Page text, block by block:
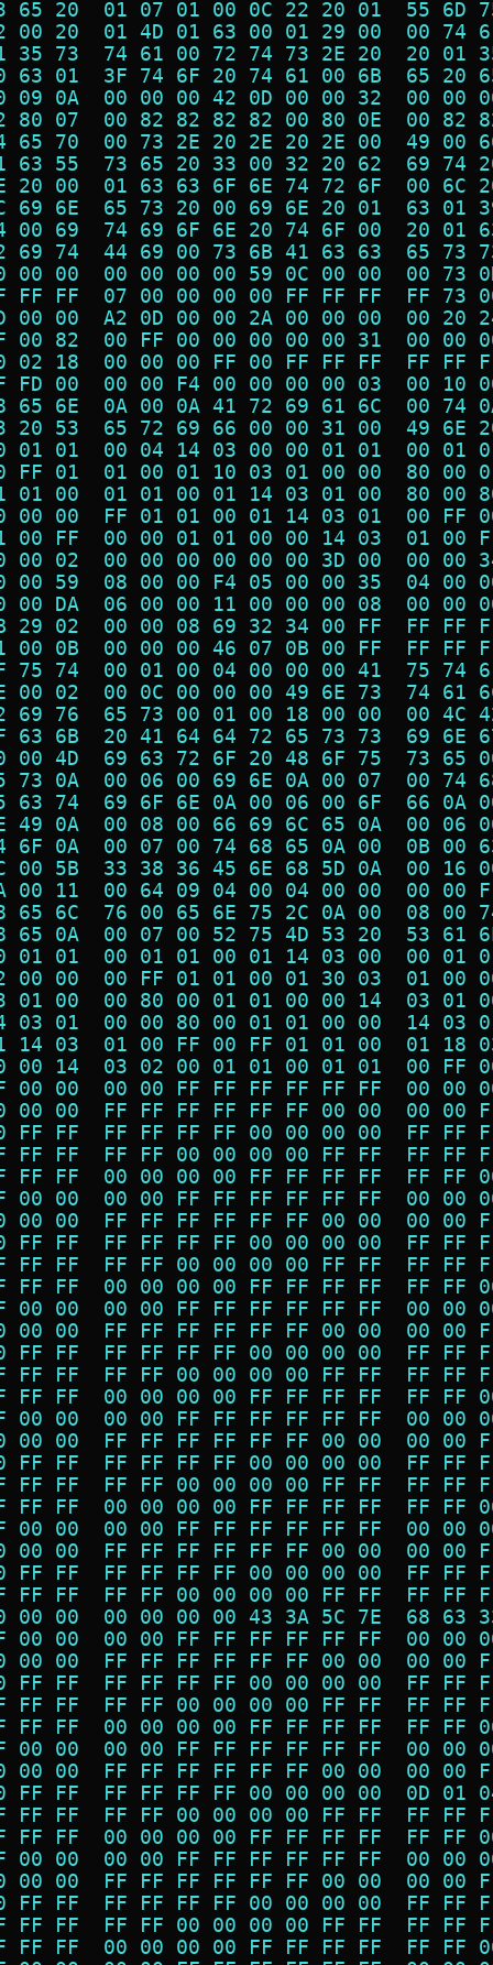
65 20  01 07 01 00 0C 22 20 01  55
00 20  01 4D 01 63 00 01 29 00  00
35 73  74 61 00 72 74 73 2E 20  20
63 01  3F 74 6F 20 74 61 00 6B  65
09 0A  00 00 00 42 0D 00 00 32  00
80 07  00 82 82 82 82 00 80 0E  00
65 70  00 73 2E 20 2E 20 2E 00  49
63 55  73 65 20 33 00 32 20 62  69
20 00  01 63 63 6F 6E 74 72 6F  00
69 6E  65 73 20 00 69 6E 20 01  63
00 69  74 69 6F 6E 20 74 6F 00  20
69 74  44 69 00 73 6B 41 63 63  65
00 00  00 00 00 00 59 0C 00 00  00
FF FF  07 00 00 00 00 FF FF FF  FF
00 00  A2 0D 00 00 2A 00 00 00  00
00 82  00 FF 00 00 00 00 00 31  00
02 18  00 00 00 FF 00 FF FF FF  FF
FD 00  00 00 F4 00 00 00 00 03  00
65 6E  0A 00 0A 41 72 69 61 6C  00
20 53  65 72 69 66 00 00 31 00  49
01 01  00 04 14 03 00 00 01 01  00
FF 01  01 00 01 10 03 01 00 00  80
01 00  01 01 00 01 14 03 01 00  80
00 00  FF 01 01 00 01 14 03 01  00
00 FF  00 00 01 01 00 00 14 03  01
00 02  00 00 00 00 00 00 3D 00  00
00 59  08 00 00 F4 05 00 00 35  04
00 DA  06 00 00 11 00 00 00 08  00
29 02  00 00 08 69 32 34 00 FF  FF
00 0B  00 00 00 46 07 0B 00 FF  FF
75 74  00 01 00 04 00 00 00 41  75
00 02  00 0C 00 00 00 49 6E 73  74
69 76  65 73 00 01 00 18 00 00  00
63 6B  20 41 64 64 72 65 73 73  69
00 4D  69 63 72 6F 20 48 6F 75  73
73 0A  00 06 00 69 6E 0A 00 07  00
63 74  69 6F 6E 0A 00 06 00 6F  66
49 0A  00 08 00 66 69 6C 65 0A  00
6F 0A  00 07 00 74 68 65 0A 00  0B
00 5B  33 38 36 45 6E 68 5D 0A  00
00 11  00 64 09 04 00 04 00 00  00
65 6C  76 00 65 6E 75 2C 0A 00  08
65 0A  00 07 00 52 75 4D 53 20  53
01 01  00 01 01 00 01 14 03 00  00
00 00  00 FF 01 01 00 01 30 03  01
01 00  00 80 00 01 01 00 00 14  03
03 01  00 00 80 00 01 01 00 00  14
14 03  01 00 FF 00 FF 01 01 00  01
00 14  03 02 00 01 01 00 01 01  00
00 00  00 00 FF FF FF FF FF FF  00
00 00  FF FF FF FF FF FF 00 00  00
FF FF  FF FF FF FF 00 00 00 00  FF
FF FF  FF FF 00 00 00 00 FF FF  FF
FF FF  00 00 00 00 FF FF FF FF  FF
00 00  00 00 FF FF FF FF FF FF  00
00 00  FF FF FF FF FF FF 00 00  00
FF FF  FF FF FF FF 00 00 00 00  FF
FF FF  FF FF 00 00 00 00 FF FF  FF
FF FF  00 00 00 00 FF FF FF FF  FF
00 00  00 00 FF FF FF FF FF FF  00
00 00  FF FF FF FF FF FF 00 00  00
FF FF  FF FF FF FF 00 00 00 00  FF
FF FF  FF FF 00 00 00 00 FF FF  FF
FF FF  00 00 00 00 FF FF FF FF  FF
00 00  00 00 FF FF FF FF FF FF  00
00 00  FF FF FF FF FF FF 00 00  00
FF FF  FF FF FF FF 00 00 00 00  FF
FF FF  FF FF 00 00 00 00 FF FF  FF
FF FF  00 00 00 00 FF FF FF FF  FF
00 00  00 00 FF FF FF FF FF FF  00
00 00  FF FF FF FF FF FF 00 00  00
FF FF  FF FF FF FF 00 00 00 00  FF
FF FF  FF FF 00 00 00 00 FF FF  FF
00 00  00 00 00 00 43 3A 5C 7E  68
00 00  00 00 FF FF FF FF FF FF  00
00 00  FF FF FF FF FF FF 00 00  00
FF FF  FF FF FF FF 00 00 00 00  FF
FF FF  FF FF 00 00 00 00 FF FF  FF
FF FF  00 00 00 00 FF FF FF FF  FF
00 00  00 00 FF FF FF FF FF FF  00
00 00  FF FF FF FF FF FF 00 00  00
FF FF  FF FF FF FF 00 00 00 00  0D
FF FF  FF FF 00 00 00 00 FF FF  FF
FF FF  00 00 00 00 FF FF FF FF  FF
00 00  00 00 FF FF FF FF FF FF  00
00 00  FF FF FF FF FF FF 00 00  00
FF FF  FF FF FF FF 00 00 00 00  FF
FF FF  FF FF 00 00 00 00 FF FF  FF
FF FF  00 00 00 00 FF FF FF FF  FF